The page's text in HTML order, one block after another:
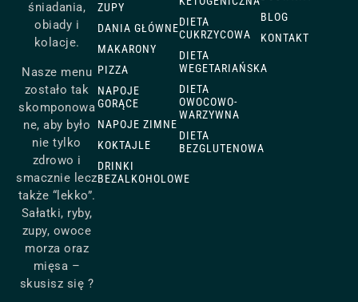
śniadania,
obiady i
kolacje.
Nasze menu
zostało tak
skomponowa
ne, aby było
nie tylko
zdrowo i
smacznie lecz
także “lekko”.
Sałatki, ryby,
zupy, owoce
morza oraz
mięsa –
skusisz się ?
ZUPY
DANIA GŁÓWNE
MAKARONY
PIZZA
NAPOJE
GORĄCE
NAPOJE ZIMNE
KOKTAJLE
DRINKI
BEZALKOHOLOWE
DIETA
CUKRZYCOWA
DIETA
WEGETARIAŃSKA
DIETA
OWOCOWO-
WARZYWNA
DIETA
BEZGLUTENOWA
BLOG
KONTAKT